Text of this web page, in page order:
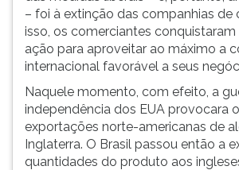
– foi à extinção das companhias de
isso, os comerciantes
ação para aproveitar ao máximo a
internacional favorável a seus
Naquele momento, com efeito, a
independência dos EUA provocara
exportações norte-americanas de
Inglaterra. O Brasil passou então a
quantidades do produto aos